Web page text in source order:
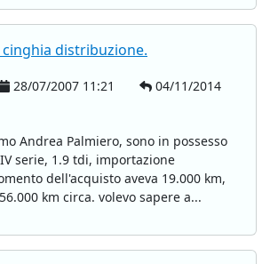
distribuzione.
28/07/2007 11:21
04/11/2014
Andrea Palmiero, sono in possesso
serie, 1.9 tdi, importazione
dell'acquisto aveva 19.000 km,
km circa. volevo sapere a...